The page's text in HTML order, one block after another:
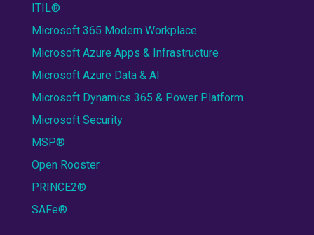
ITIL®
Microsoft 365 Modern Workplace
Microsoft Azure Apps & Infrastructure
Microsoft Azure Data & AI
Microsoft Dynamics 365 & Power Platform
Microsoft Security
MSP®
Open Rooster
PRINCE2®
SAFe®